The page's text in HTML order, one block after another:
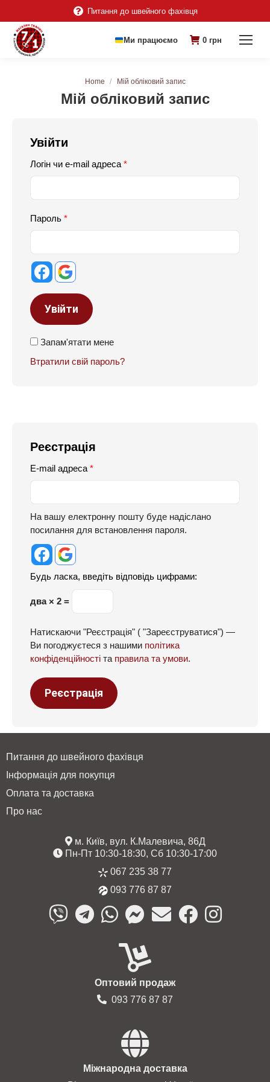
Питання до швейного фахівця
Ми працюємо 0 грн
Мій обліковий запис
You are here:
Home Мій обліковий запис
Увійти
Логін чи e-mail адреса *
Пароль *
Увійти
Запам'ятати мене
Втратили свій пароль?
Реєстрація
E-mail адреса *
На вашу електронну пошту буде надіслано
посилання для встановлення пароля.
Будь ласка, введіть відповідь цифрами:
два × 2 =
Натискаючи "Реєстрація" ( "Зареєструватися") —
Ви погоджуєтеся з нашими політика
конфіденційності та правила та умови.
Реєстрація
Питання до швейного фахівця
Інформація для покупця
Оплата та доставка
Про нас
м. Київ, вул. К.Малевича, 86Д
Пн-Пт 10:30-18:30, Сб 10:30-17:00
067 235 38 77
093 776 87 87
Оптовий продаж
093 776 87 87
Міжнародна доставка